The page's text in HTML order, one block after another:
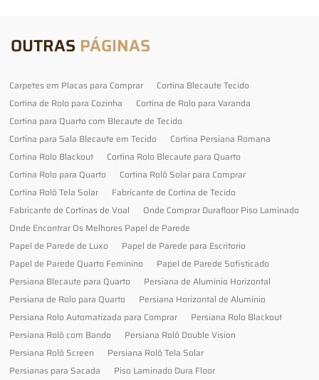
OUTRAS PÁGINAS
Carpetes em Placas para Comprar
Cortina Blecaute Tecido
Cortina de Rolo para Cozinha
Cortina de Rolo para Varanda
Cortina para Quarto com Blecaute de Tecido
Cortina para Sala Blecaute em Tecido
Cortina Persiana Romana
Cortina Rolo Blackout
Cortina Rolo Blecaute para Quarto
Cortina Rolo para Quarto
Cortina Rolô Solar para Comprar
Cortina Rolô Tela Solar
Fabricante de Cortina de Tecido
Fabricante de Cortinas de Voal
Onde Comprar Durafloor Piso Laminado
Onde Encontrar Os Melhores Papel de Parede
Papel de Parede de Luxo
Papel de Parede para Escritorio
Papel de Parede Quarto Feminino
Papel de Parede Sofisticado
Persiana Blecaute para Quarto
Persiana de Alumínio Horizontal
Persiana de Rolo para Quarto
Persiana Horizontal de Alumínio
Persiana Rolo Automatizada para Comprar
Persiana Rolo Blackout
Persiana Rolô com Bando
Persiana Rolô Double Vision
Persiana Rolô Screen
Persiana Rolô Tela Solar
Persianas para Sacada
Piso Laminado Dura Floor